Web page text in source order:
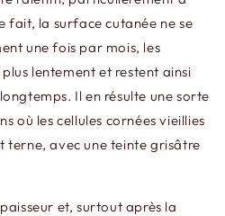
fait, la surface cutanée ne se
une fois par mois, les
lentement et restent ainsi
Il en résulte une sorte
où les cellules cornées vieillies
terne, avec une teinte grisâtre
et, surtout après la